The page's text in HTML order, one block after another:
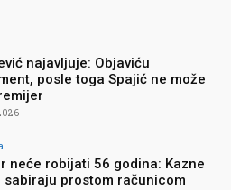
najavljuje: Objaviću
posle toga Spajić ne može
neće robijati 56 godina: Kazne
sabiraju prostom računicom